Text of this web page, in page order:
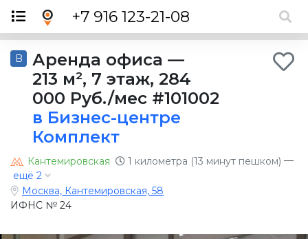
+7 916 123-21-08
B Аренда офиса —
213 м², 7 этаж, 284
000 Руб./мес #101002
в Бизнес-центре
Комплект
Кантемировская 1 километра (13 минут пешком) —
ещё 2
Москва, Кантемировская, 58
ИФНС № 24